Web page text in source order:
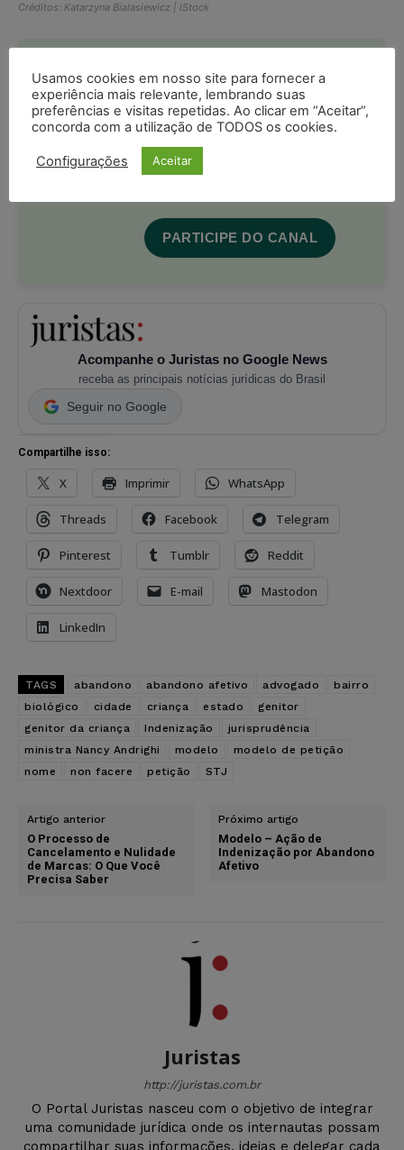
Créditos: Katarzyna Bialasiewicz | iStock
Participe e receba as
postagens diárias do
Portal Juristas.
Ao entrar você está ciente e de acordo
com ostermos de uso
PARTICIPE DO CANAL
Acompanhe o Juristas no Google News
receba as principais notícias jurídicas do Brasil
Seguir no Google
Compartilhe isso:
X Imprimir WhatsApp
Threads Facebook Telegram
Pinterest Tumblr Reddit
Nextdoor E-mail Mastodon
LinkedIn
TAGS abandono abandono afetivo advogado
bairro
biológico
cidade criança estado
genitor
genitor da criança
Indenização
jurisprudência
ministra Nancy Andrighi
modelo
modelo de petição
nome
non facere petição STJ
Artigo anterior
O Processo de
Cancelamento e Nulidade
de Marcas: O Que Você
Precisa Saber
Próximo artigo
Modelo – Ação de
Indenização por Abandono
Afetivo
Juristas
http://juristas.com.br
O Portal Juristas nasceu com o objetivo de integrar
uma comunidade jurídica onde os internautas possam
Usamos cookies em nosso site para fornecer a
experiência mais relevante, lembrando suas
preferências e visitas repetidas. Ao clicar em “Aceitar”,
concorda com a utilização de TODOS os cookies.
Configurações Aceitar